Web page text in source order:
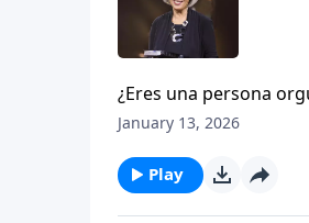
¿Eres una persona
a un grupo de
sobre el
con Nancy DeMoss
January 13, 2026
Play